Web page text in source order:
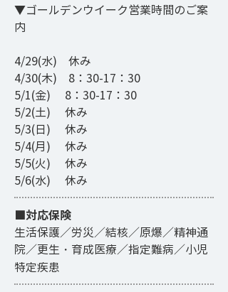
▼ゴールデンウイーク営業時間のご案
内
4/29(水) 休み
4/30(木) 8：30-17：30
5/1(金) 8：30-17：30
5/2(土) 休み
5/3(日) 休み
5/4(月) 休み
5/5(火) 休み
5/6(水) 休み
■対応保険
生活保護／労災／結核／原爆／精神通
院／更生・育成医療／指定難病／小児
特定疾患